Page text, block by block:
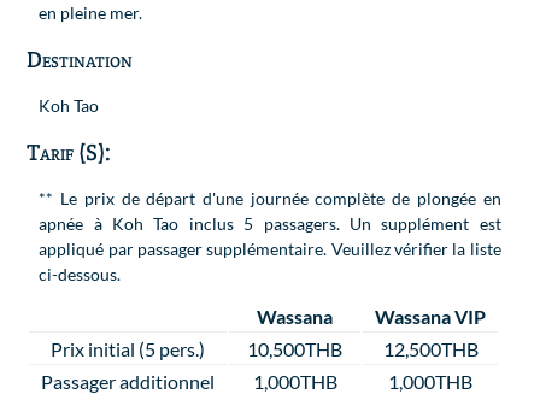
en pleine mer.
Destination
Koh Tao
Tarif (S):
** Le prix de départ d'une journée complète de plongée en
apnée à Koh Tao inclus 5 passagers. Un supplément est
appliqué par passager supplémentaire. Veuillez vérifier la liste
ci-dessous.
Wassana
Wassana VIP
Prix initial (5 pers.)
10,500THB
12,500THB
Passager additionnel
1,000THB
1,000THB